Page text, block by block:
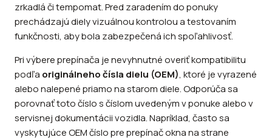
zrkadlá či tempomat. Pred zaradením do ponuky
prechádzajú diely vizuálnou kontrolou a testovaním
funkčnosti, aby bola zabezpečená ich spoľahlivosť.
Pri výbere prepínača je nevyhnutné overiť kompatibilitu
podľa originálneho čísla dielu (OEM), ktoré je vyrazené
alebo nalepené priamo na starom diele. Odporúča sa
porovnať toto číslo s číslom uvedeným v ponuke alebo v
servisnej dokumentácii vozidla. Napríklad, často sa
vyskytujúce OEM číslo pre prepínač okna na strane